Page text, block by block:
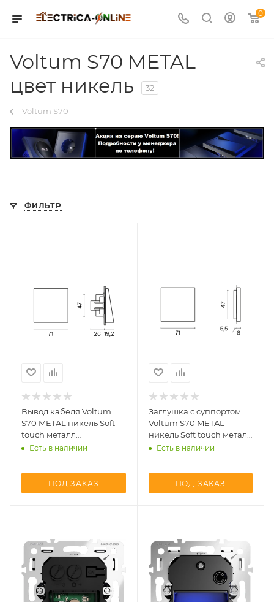
0
Voltum S70 METAL
цвет никель
32
Voltum S70
ФИЛЬТР
Вывод кабеля Voltum
S70 METAL никель Soft
touch металл
(VLSM080211)
Есть в наличии
ПОД ЗАКАЗ
Заглушка с суппортом
Voltum S70 METAL
никель Soft touch металл
(VLSM080111)
Есть в наличии
ПОД ЗАКАЗ